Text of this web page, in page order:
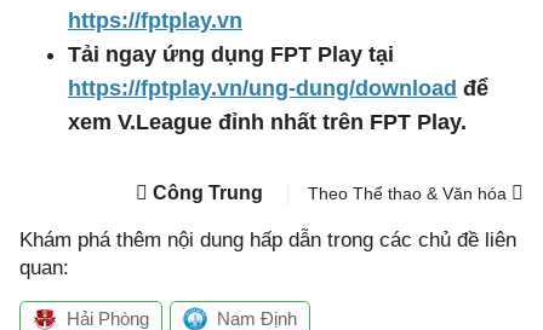
https://fptplay.vn
Tải ngay ứng dụng FPT Play tại
https://fptplay.vn/ung-dung/download để
xem V.League đỉnh nhất trên FPT Play.
Công Trung Theo Thể thao & Văn hóa
Khám phá thêm nội dung hấp dẫn trong các chủ đề liên
quan:
Hải Phòng Nam Định